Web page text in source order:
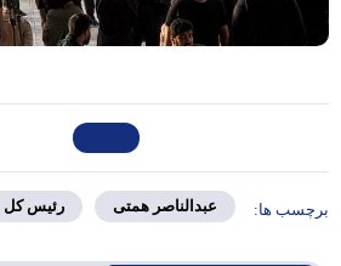
بانک مرکزی